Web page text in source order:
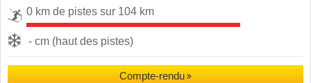
0 km de pistes sur 104 km
- cm (haut des pistes)
Compte-rendu